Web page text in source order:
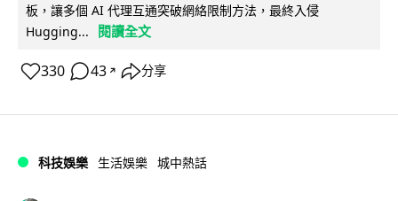
板，讓多個 AI 代理互通突破網絡限制方法，最終入侵
Hugging...
閱讀全文
330 43 ↗ 分享
科技娛樂 生活娛樂 城中熱話